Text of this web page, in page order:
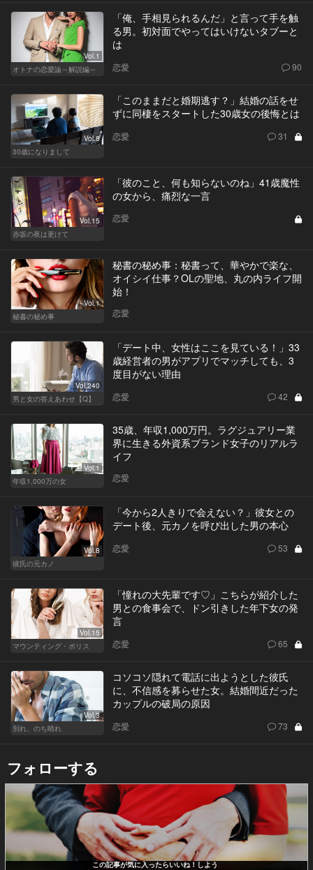
Vol.1
オトナの恋愛論～解説編～
「俺、手相見られるんだ」と言って手を触
る男。初対面でやってはいけないタブーと
は
恋愛 90
Vol.8
30歳になりまして
「このままだと婚期逃す？」結婚の話をせ
ずに同棲をスタートした30歳女の後悔とは
恋愛 31
Vol.15
赤坂の夜は更けて
「彼のこと、何も知らないのね」41歳魔性
の女から、痛烈な一言
恋愛
Vol.1
秘書の秘め事
秘書の秘め事：秘書って、華やかで楽な、
オイシイ仕事？OLの聖地、丸の内ライフ開
始！
恋愛
Vol.240
男と女の答えあわせ【Q】
「デート中、女性はここを見ている！」33
歳経営者の男がアプリでマッチしても、3
度目がない理由
恋愛 42
Vol.1
年収1,000万の女
35歳、年収1,000万円。ラグジュアリー業
界に生きる外資系ブランド女子のリアルラ
イフ
恋愛
Vol.8
彼氏の元カノ
「今から2人きりで会えない？」彼女との
デート後、元カノを呼び出した男の本心
恋愛 53
Vol.15
マウンティング・ポリス
「憧れの大先輩です♡」こちらが紹介した
男との食事会で、ドン引きした年下女の発
言
恋愛 65
Vol.3
別れ、のち晴れ
コソコソ隠れて電話に出ようとした彼氏
に、不信感を募らせた女。結婚間近だった
カップルの破局の原因
恋愛 73
フォローする
この記事が気に入ったらいいね！しよう